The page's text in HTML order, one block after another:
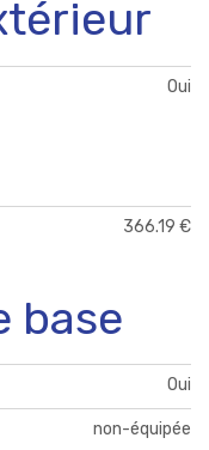
Oui
366.19 €
base
Oui
non-équipée